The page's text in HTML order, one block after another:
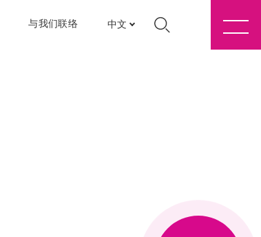
与我们联络 中文